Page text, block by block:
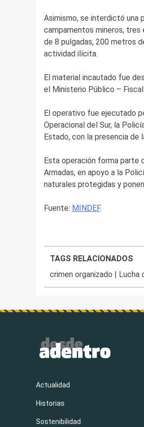
Asimismo, se interdictó una
campamentos mineros,
de 8 pulgadas, 200 metros
actividad ilícita.
El material incautado fue
el Ministerio Público –
El operativo fue ejecutado
Operacional del Sur, la
Estado, con la presencia de
Esta operación forma parte
Armadas, en apoyo a la
naturales protegidas y
Fuente: MINDEF.
TAGS RELACIONADOS
crimen organizado | Lucha
Actualidad
Historias
Sostenibilidad